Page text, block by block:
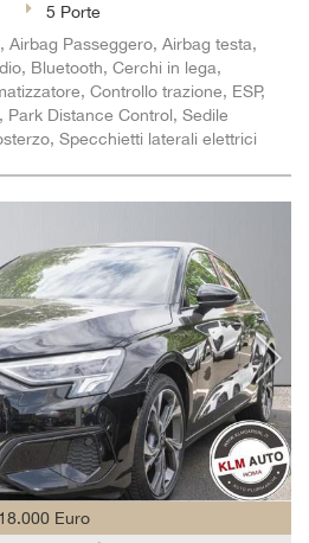
5 Porte
Airbag Passeggero, Airbag testa,
Bluetooth, Cerchi in lega,
Controllo trazione, ESP,
Distance Control, Sedile
Specchietti laterali elettrici
18.000 Euro